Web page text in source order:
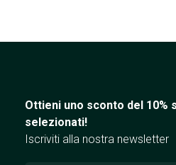
Ottieni uno sconto del 10%
selezionati!
Iscriviti alla nostra newsletter